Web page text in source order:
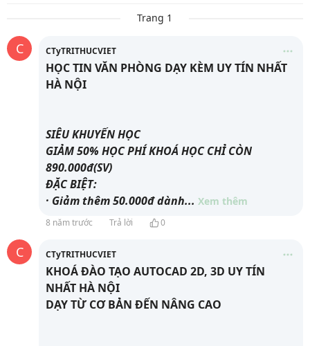
Trang 1
C CTyTRITHUCVIET
HỌC TIN VĂN PHÒNG DẠY KÈM UY TÍN NHẤT
HÀ NỘI
SIÊU KHUYẾN HỌC
GIẢM 50% HỌC PHÍ KHOÁ HỌC CHỈ CÒN
890.000đ(SV)
ĐẶC BIỆT:
· Giảm thêm 50.000đ dành... Xem thêm
8 năm trước Trả lời 0
C CTyTRITHUCVIET
KHOÁ ĐÀO TẠO AUTOCAD 2D, 3D UY TÍN
NHẤT HÀ NỘI
DẠY TỪ CƠ BẢN ĐẾN NÂNG CAO